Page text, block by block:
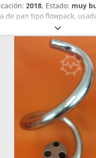
2018, Estado: muy
de pan tipo flowpack,
TÉCNICAS:
aire: 6 bares, - Año de
EXTERNAS (en cm): -
210, - Longitud del
Afteck EQUIPAMIENTO: -
adicionales
del equipo. El
INGLÉS, ALEMÁN,